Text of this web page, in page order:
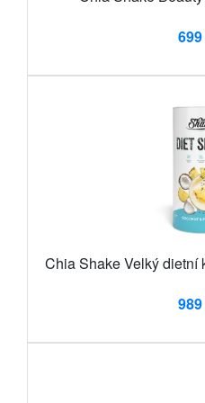
Chia Shake Velký dietní